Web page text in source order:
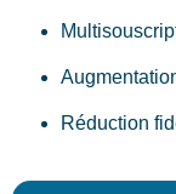
Réduction